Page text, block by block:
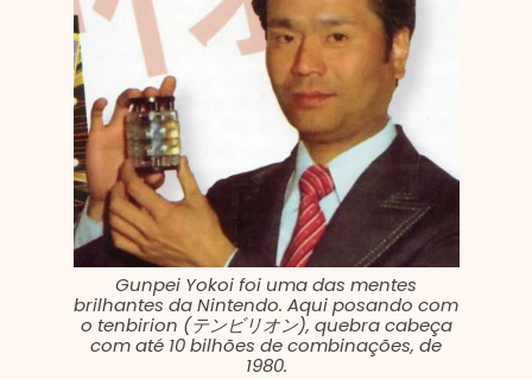
Gunpei Yokoi foi uma das mentes
brilhantes da Nintendo. Aqui posando com
o tenbirion (テンビリオン), quebra cabeça
com até 10 bilhões de combinações, de
1980.